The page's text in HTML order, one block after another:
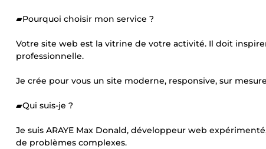
▰Pourquoi choisir mon service ?
Votre site web est la vitrine de votre activité. Il doit
professionnelle.
Je crée pour vous un site moderne, responsive, sur
▰Qui suis-je ?
Je suis ARAYE Max Donald, développeur web
de problèmes complexes.